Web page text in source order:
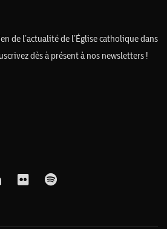
de l’actualité de l’Église catholique dans
dès à présent à nos newsletters !